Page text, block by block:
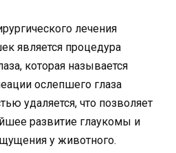
лечения
является процедура
которая называется
ослепшего глаза
удаляется, что позволяет
развитие глаукомы и
у животного.